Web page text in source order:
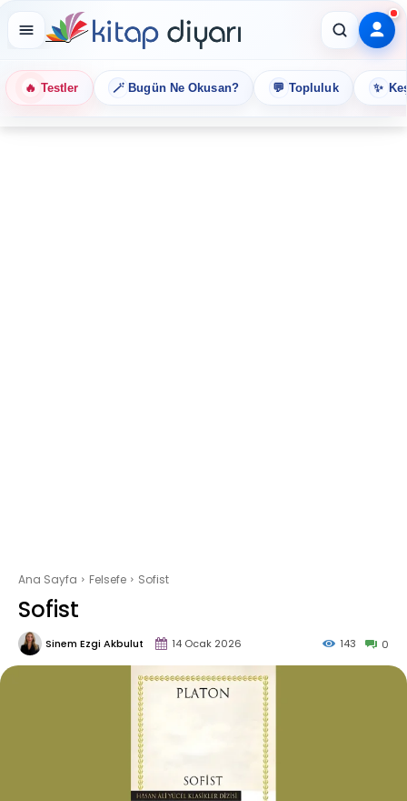
🔥 Testler 🪄 Bugün Ne Okusan? 💬 Topluluk ✨
Ana Sayfa Felsefe Sofist
Sofist
Sinem Ezgi Akbulut 14 Ocak 2026 0
143